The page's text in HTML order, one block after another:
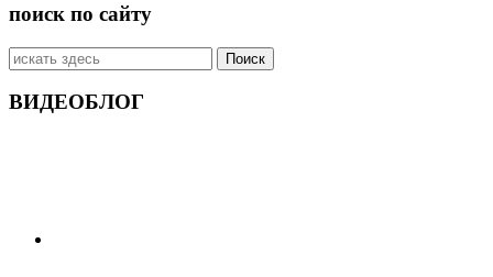
поиск по сайту
Искать:
ВИДЕОБЛОГ